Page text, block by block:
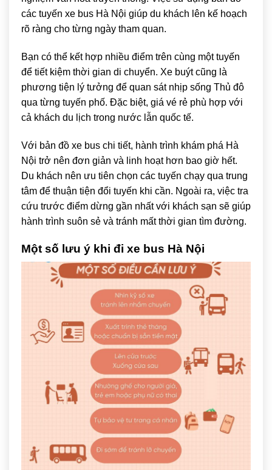
các tuyến xe bus Hà Nội giúp du khách lên kế hoạch
rõ ràng cho từng ngày tham quan.
Bạn có thể kết hợp nhiều điểm trên cùng một tuyến
để tiết kiệm thời gian di chuyển. Xe buýt cũng là
phương tiện lý tưởng để quan sát nhịp sống Thủ đô
qua từng tuyến phố. Đặc biệt, giá vé rẻ phù hợp với
cả khách du lịch trong nước lẫn quốc tế.
Với bản đồ xe bus chi tiết, hành trình khám phá Hà
Nội trở nên đơn giản và linh hoạt hơn bao giờ hết.
Du khách nên ưu tiên chọn các tuyến chạy qua trung
tâm để thuận tiện đổi tuyến khi cần. Ngoài ra, việc tra
cứu trước điểm dừng gần nhất với khách sạn sẽ giúp
hành trình suôn sẻ và tránh mất thời gian tìm đường.
Một số lưu ý khi đi xe bus Hà Nội